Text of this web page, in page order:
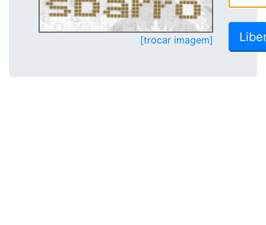
[trocar imagem]